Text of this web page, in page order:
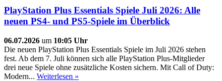
PlayStation Plus Essentials Spiele Juli 2026: Alle
neuen PS4- und PS5-Spiele im Überblick
06.07.2026 um 10:05 Uhr
Die neuen PlayStation Plus Essentials Spiele im Juli 2026 stehen
fest. Ab dem 7. Juli können sich alle PlayStation Plus-Mitglieder
drei neue Spiele ohne zusätzliche Kosten sichern. Mit Call of Duty:
Modern... Weiterlesen »